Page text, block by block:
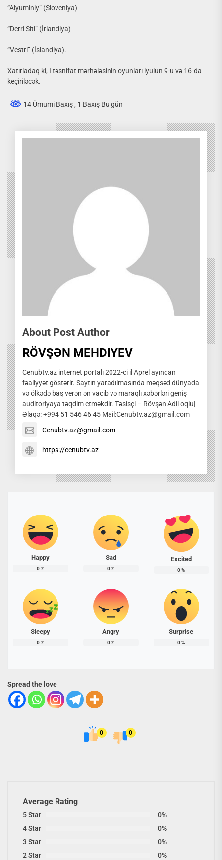
“Alyuminiy” (Sloveniya)
“Derri Siti” (İrlandiya)
“Vestri” (İslandiya).
Xatırladaq ki, I təsnifat mərhələsinin oyunları iyulun 9-u və 16-da
keçiriləcək.
14 Ümumi Baxış, 1 Baxış Bu gün
About Post Author
RÖVŞƏN MEHDIYEV
Cenubtv.az internet portalı 2022-ci il Aprel ayından
fəaliyyət göstərir. Saytın yaradılmasında məqsəd dünyada
və ölkədə baş verən ən vacib və maraqlı xəbərləri geniş
auditoriyaya təqdim etməkdir. Təsisçi – Rövşən Adil oqlu|
Əlaqə: +994 51 546 46 45 Mail:Cenubtv.az@gmail.com
Cenubtv.az@gmail.com
https://cenubtv.az
Happy
0%
Sad
0%
Excited
0%
Sleepy
0%
Angry
0%
Surprise
0%
Spread the love
0 0
Average Rating
5 Star
0%
4 Star
0%
3 Star
0%
2 Star
0%